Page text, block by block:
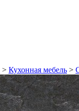
> Кухонная мебель >